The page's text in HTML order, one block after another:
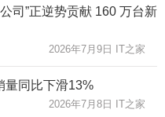
司”正逆势贡献 160 万台新
2026年7月9日 IT之家
量同比下滑13%
2026年7月8日 IT之家